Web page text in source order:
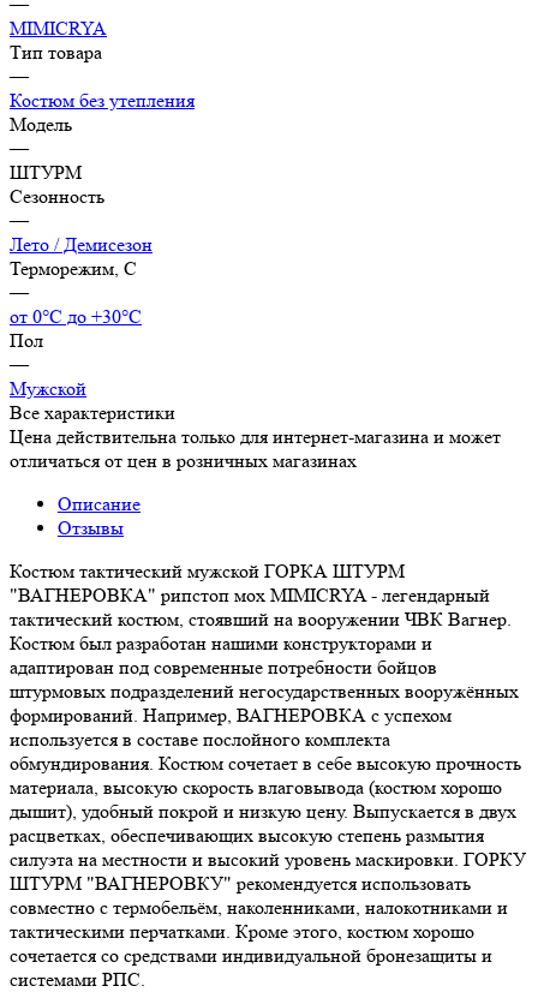
MIMICRYA
Тип товара
—
Костюм без утепления
Модель
—
ШТУРМ
Сезонность
—
Лето / Демисезон
Терморежим, C
—
от 0°С до +30°С
Пол
—
Мужской
Все характеристики
Цена действительна только для интернет-магазина и может
отличаться от цен в розничных магазинах
Описание
Отзывы
Костюм тактический мужской ГОРКА ШТУРМ
"ВАГНЕРОВКА" рипстоп мох MIMICRYA - легендарный
тактический костюм, стоявший на вооружении ЧВК Вагнер.
Костюм был разработан нашими конструкторами и
адаптирован под современные потребности бойцов
штурмовых подразделений негосударственных вооружённых
формирований. Например, ВАГНЕРОВКА с успехом
используется в составе послойного комплекта
обмундирования. Костюм сочетает в себе высокую прочность
материала, высокую скорость влаговывода (костюм хорошо
дышит), удобный покрой и низкую цену. Выпускается в двух
расцветках, обеспечивающих высокую степень размытия
силуэта на местности и высокий уровень маскировки. ГОРКУ
ШТУРМ "ВАГНЕРОВКУ" рекомендуется использовать
совместно с термобельём, наколенниками, налокотниками и
тактическими перчатками. Кроме этого, костюм хорошо
сочетается со средствами индивидуальной бронезащиты и
системами РПС.